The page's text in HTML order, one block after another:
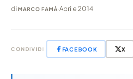
diMARCO FAMÀ·Aprile 2014
CONDIVIDI FACEBOOK X